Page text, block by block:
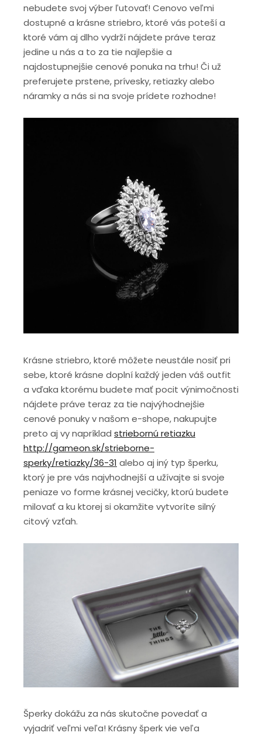
nebudete svoj výber ľutovať! Cenovo veľmi
dostupné a krásne striebro, ktoré vás poteší a
ktoré vám aj dlho vydrží nájdete práve teraz
jedine u nás a to za tie najlepšie a
najdostupnejšie cenové ponuka na trhu! Či už
preferujete prstene, prívesky, retiazky alebo
náramky a nás si na svoje prídete rozhodne!
Krásne striebro, ktoré môžete neustále nosiť pri
sebe, ktoré krásne doplní každý jeden váš outfit
a vďaka ktorému budete mať pocit výnimočnosti
nájdete práve teraz za tie najvýhodnejšie
cenové ponuky v našom e-shope, nakupujte
preto aj vy napríklad striebornú retiazku
http://gameon.sk/strieborne-
sperky/retiazky/36-31 alebo aj iný typ šperku,
ktorý je pre vás najvhodnejší a užívajte si svoje
peniaze vo forme krásnej vecičky, ktorú budete
milovať a ku ktorej si okamžite vytvoríte silný
citový vzťah.
Šperky dokážu za nás skutočne povedať a
vyjadriť veľmi veľa! Krásny šperk vie veľa